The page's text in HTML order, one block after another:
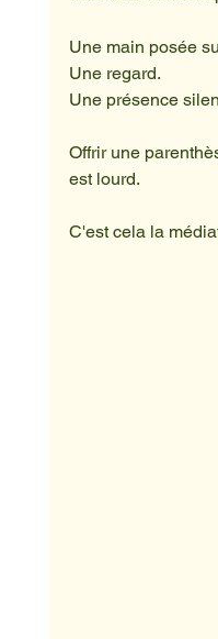
Une main posée
Une regard.
Une présence
Offrir une
est lourd.
C'est cela la